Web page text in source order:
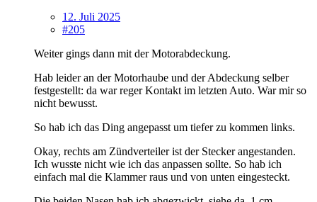
12. Juli 2025
#205
Weiter gings dann mit der Motorabdeckung.
Hab leider an der Motorhaube und der Abdeckung selber
festgestellt: da war reger Kontakt im letzten Auto. War mir so
nicht bewusst.
So hab ich das Ding angepasst um tiefer zu kommen links.
Okay, rechts am Zündverteiler ist der Stecker angestanden.
Ich wusste nicht wie ich das anpassen sollte. So hab ich
einfach mal die Klammer raus und von unten eingesteckt.